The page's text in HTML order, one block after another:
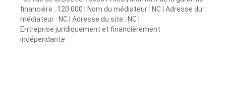
financière : 120 000 | Nom du médiateur : NC | Adresse du
médiateur : NC | Adresse du site : NC |
Entreprise juridiquement et financièrement
indépendante